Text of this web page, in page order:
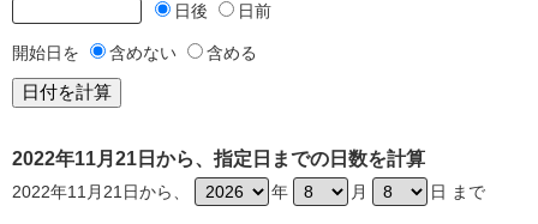
日後 日前
開始日を 含めない 含める
2022年11月21日から、指定日までの日数を計算
2022年11月21日から、 年 月 日 まで